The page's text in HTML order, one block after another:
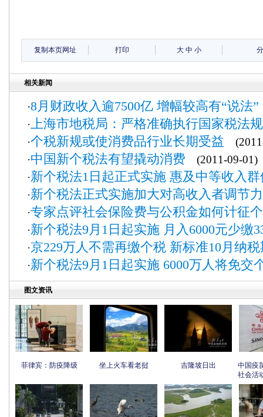
复制本页网址 打印 大 中 小
相关新闻
·8月财政收入逾7500亿 增幅较高有“说法”
·上海市地税局：严格准确执行国家税法
·个税新规或使消费品行业长期受益
·中国新个税法有望撬动消费 (2011-09-01)
·新个税法1日起正式实施 惠及中等收入群
·新个税法正式实施加大对高收入者调节
·专家点评社会保险费与公积金如何计征
·新个税法9月1日起实施 月入6000元少缴
·京229万人不需再缴个税 新标准10月纳
·新个税法9月1日起实施 6000万人将免交
图文资讯
菲律宾：防疫降级 坐上火车看老挝 吉隆坡日出
中国疫
社会活